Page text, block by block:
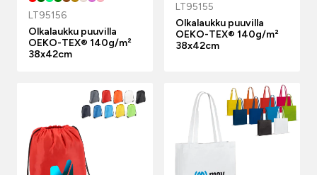
LT95156
Olkalaukku puuvilla
OEKO-TEX® 140g/m²
38x42cm
LT95155
Olkalaukku puuvilla
OEKO-TEX® 140g/m²
38x42cm